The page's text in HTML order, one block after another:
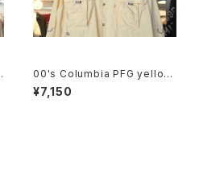
00's Columbia PFG yellow
-beige nylon Shirt
¥7,150